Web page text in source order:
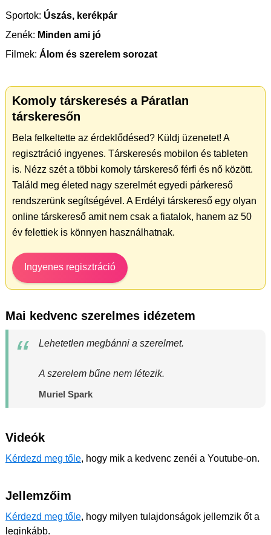
Sportok: Úszás, kerékpár
Zenék: Minden ami jó
Filmek: Álom és szerelem sorozat
Komoly társkeresés a Páratlan
társkeresőn
Bela felkeltette az érdeklődésed? Küldj üzenetet! A
regisztráció ingyenes. Társkeresés mobilon és tableten
is. Nézz szét a többi komoly társkereső férfi és nő között.
Találd meg életed nagy szerelmét egyedi párkereső
rendszerünk segítségével. A Erdélyi társkereső egy olyan
online társkereső amit nem csak a fiatalok, hanem az 50
év felettiek is könnyen használhatnak.
Ingyenes regisztráció
Mai kedvenc szerelmes idézetem
Lehetetlen megbánni a szerelmet.
A szerelem bűne nem létezik.
Muriel Spark
Videók
Kérdezd meg tőle, hogy mik a kedvenc zenéi a Youtube-on.
Jellemzőim
Kérdezd meg tőle, hogy milyen tulajdonságok jellemzik őt a
leginkább.